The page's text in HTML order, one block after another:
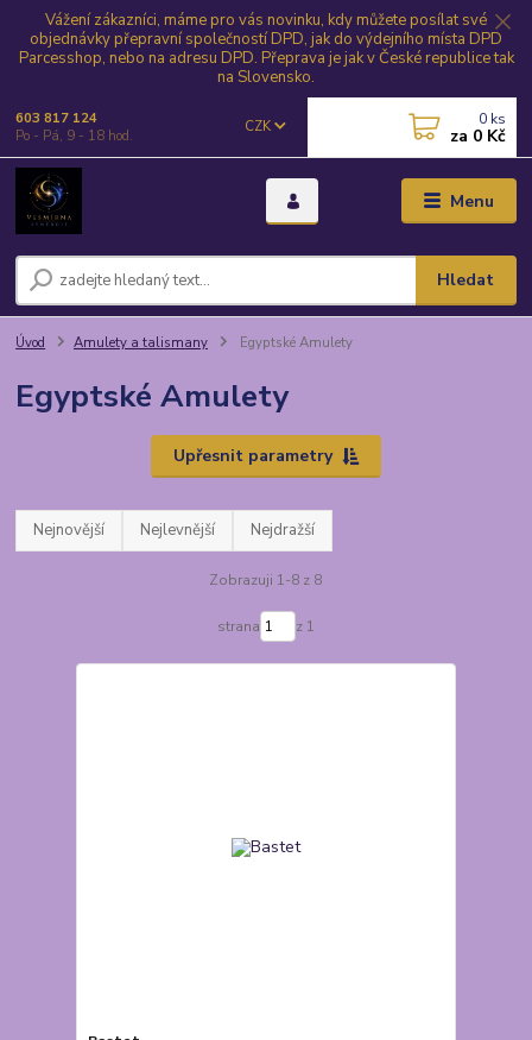
Vážení zákazníci, máme pro vás novinku, kdy můžete posílat své
objednávky přepravní společností DPD, jak do výdejního místa DPD
Parcesshop, nebo na adresu DPD. Přeprava je jak v České republice tak
na Slovensko.
Menu
CZK
Hledat
603 817 124
Po - Pá, 9 - 18 hod.
0 ks
za 0 Kč
Úvod Amulety a talismany Egyptské Amulety
Egyptské Amulety
Upřesnit parametry
Nejnovější Nejlevnější Nejdražší
Zobrazuji 1-8 z 8
strana z 1